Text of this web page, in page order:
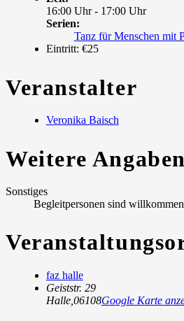
16:00 Uhr - 17:00 Uhr
Serien:
Tanz für Menschen mit
Eintritt: €25
Veranstalter
Veronika Baisch
Weitere Angaben
Sonstiges
Begleitpersonen sind
faz halle
Geiststr. 29
Halle, 06108Google Karte